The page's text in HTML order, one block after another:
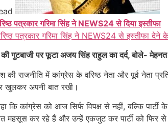
पत्रकार गरिमा सिंह ने NEWS24 से दिया इस्तीफा
पत्रकार गरिमा सिंह ने NEWS24 से इस्तीफा देने
गुटबाजी पर फूटा अजय सिंह राहुल का दर्द, बोले- मेहनत
की राजनीति में कांग्रेस के वरिष्ठ नेता और पूर्व नेता
खुलकर अपनी बात रखी।
कि कांग्रेस को आज सिर्फ विपक्ष से नहीं, बल्कि
महसूस कर रहे हैं और उन्हें एकजुट कर पार्टी को फिर